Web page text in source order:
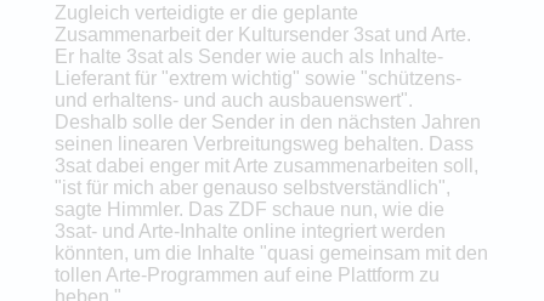
Zugleich verteidigte er die geplante
Zusammenarbeit der Kultursender 3sat und Arte.
Er halte 3sat als Sender wie auch als Inhalte-
Lieferant für "extrem wichtig" sowie "schützens-
und erhaltens- und auch ausbauenswert".
Deshalb solle der Sender in den nächsten Jahren
seinen linearen Verbreitungsweg behalten. Dass
3sat dabei enger mit Arte zusammenarbeiten soll,
"ist für mich aber genauso selbstverständlich",
sagte Himmler. Das ZDF schaue nun, wie die
3sat- und Arte-Inhalte online integriert werden
könnten, um die Inhalte "quasi gemeinsam mit den
tollen Arte-Programmen auf eine Plattform zu
heben."